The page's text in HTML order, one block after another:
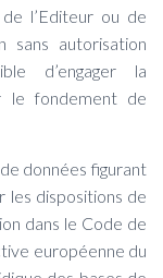
l’Editeur ou de
sans autorisation
d’engager la
le fondement de
données figurant
les dispositions de
dans le Code de
européenne du